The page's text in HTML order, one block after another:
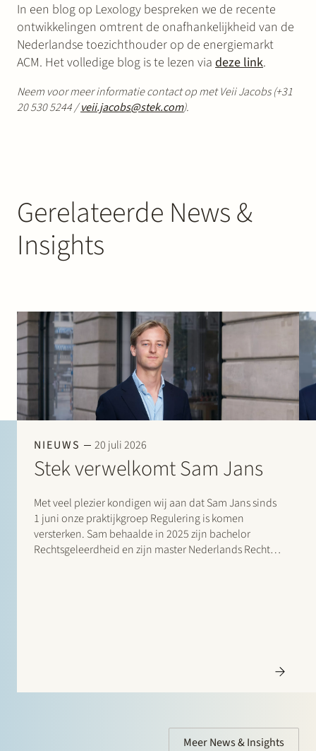
In een blog op Lexology bespreken we de recente
ontwikkelingen omtrent de onafhankelijkheid van de
Nederlandse toezichthouder op de energiemarkt
ACM. Het volledige blog is te lezen via deze link.
Neem voor meer informatie contact op met Veii Jacobs (+31
20 530 5244 /veii.jacobs@stek.com).
Gerelateerde News &
Insights
NIEUWS 20 juli 2026
Stek verwelkomt Sam Jans
Met veel plezier kondigen wij aan dat Sam Jans sinds
1 juni onze praktijkgroep Regulering is komen
versterken. Sam behaalde in 2025 zijn bachelor
Rechtsgeleerdheid en zijn master Nederlands Recht,
Meer News & Insights